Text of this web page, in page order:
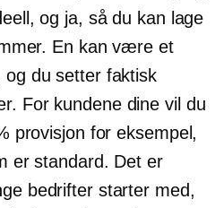
og ja, så du kan lage
En kan være et
og du setter faktisk
For kundene dine vil du
provisjon for eksempel,
er standard. Det er
bedrifter starter med,